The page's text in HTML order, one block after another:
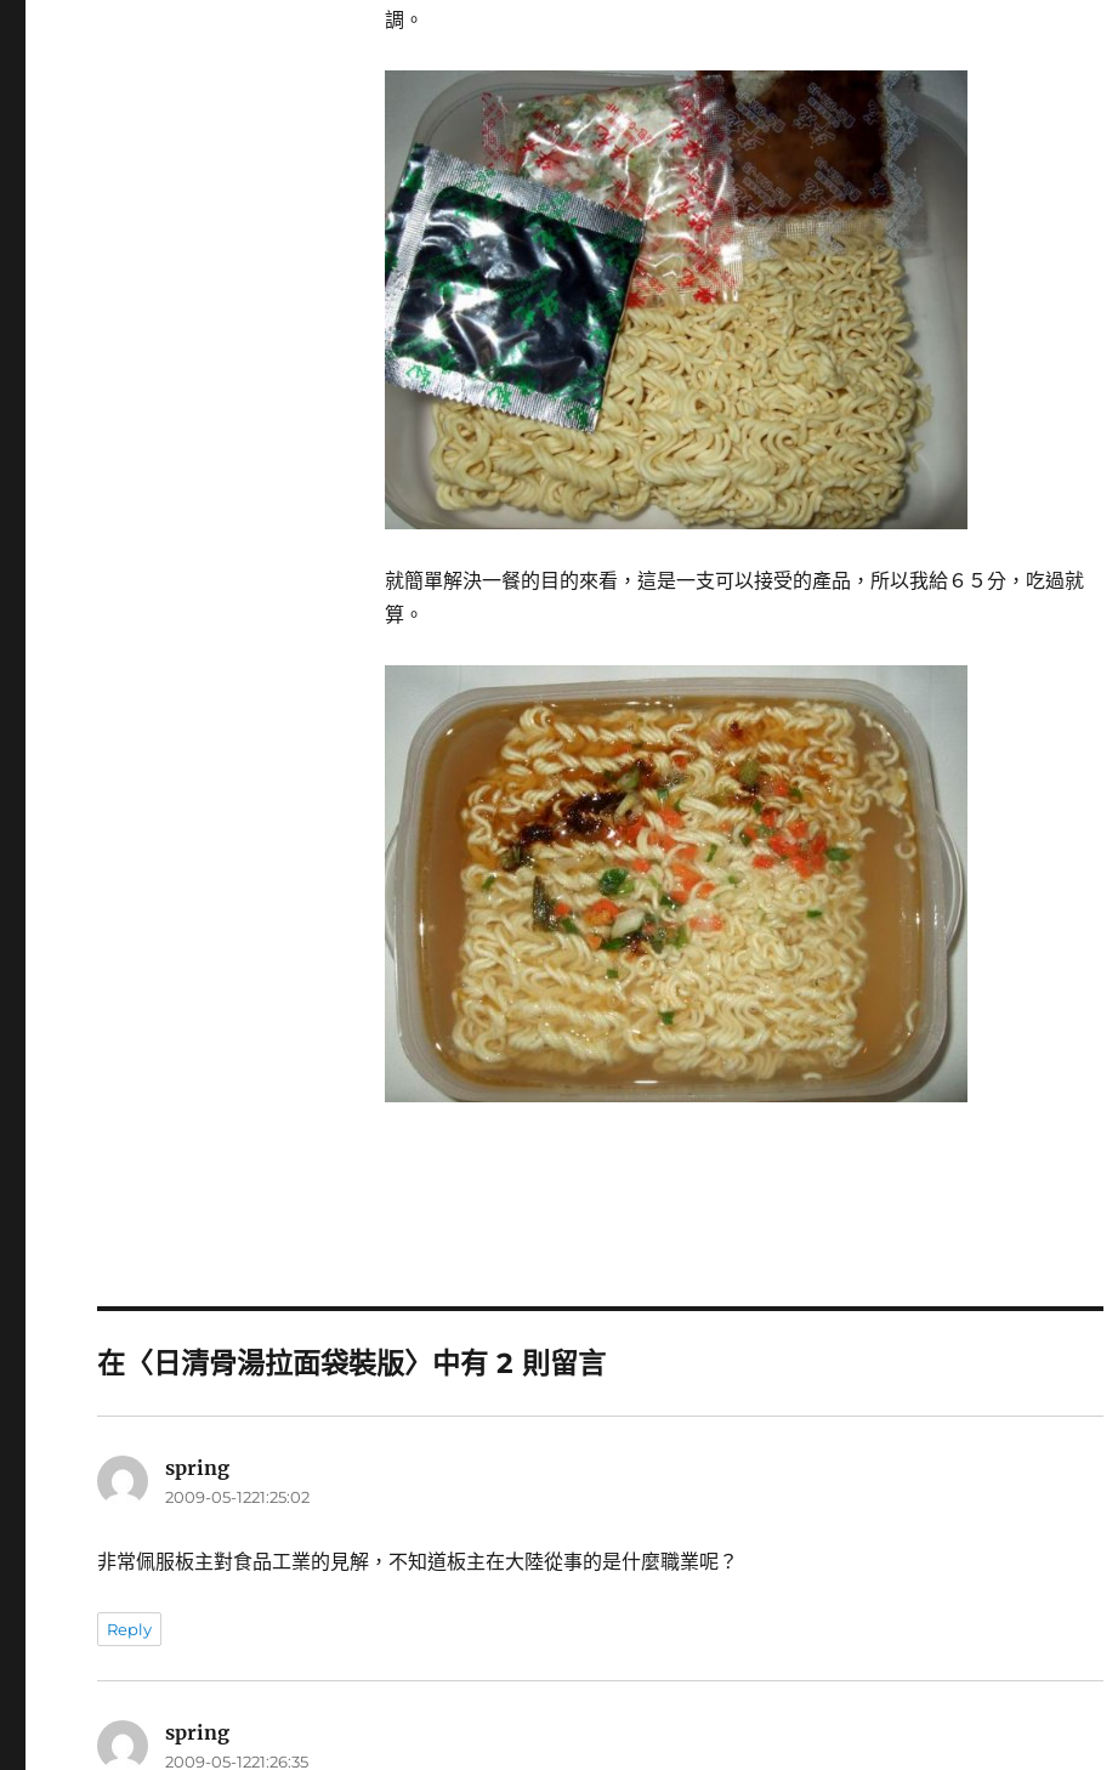
調。
就簡單解決一餐的目的來看，這是一支可以接受的產品，所以我給６５分，吃過就
算。
在〈日清骨湯拉面袋裝版〉中有 2 則留言
spring
示:
2009-05-1221:25:02
非常佩服板主對食品工業的見解，不知道板主在大陸從事的是什麼職業呢？
Reply
spring
2009-05-1221:26:35